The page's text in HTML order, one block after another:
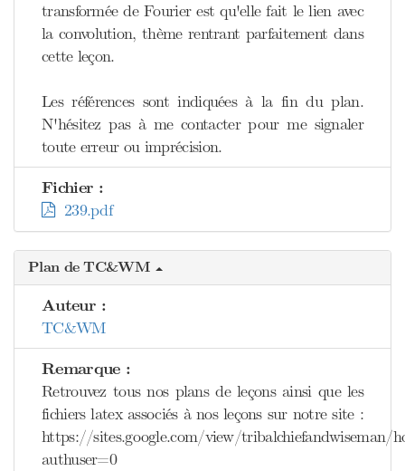
transformée de Fourier est qu'elle fait le lien avec
la convolution, thème rentrant parfaitement dans
cette leçon.
Les références sont indiquées à la fin du plan.
N'hésitez pas à me contacter pour me signaler
toute erreur ou imprécision.
Fichier :
239.pdf
Plan de TC&WM
Auteur :
TC&WM
Remarque :
Retrouvez tous nos plans de leçons ainsi que les
fichiers latex associés à nos leçons sur notre site :
https://sites.google.com/view/tribalchiefandwiseman/
authuser=0